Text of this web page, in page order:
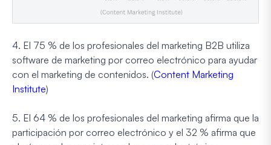
4. El 75 % de los profesionales del marketing B2B utiliza
software de marketing por correo electrónico para ayudar
con el marketing de contenidos. (Content Marketing
Institute)
5. El 64 % de los profesionales del marketing afirma que la
participación por correo electrónico y el 32 % afirma que